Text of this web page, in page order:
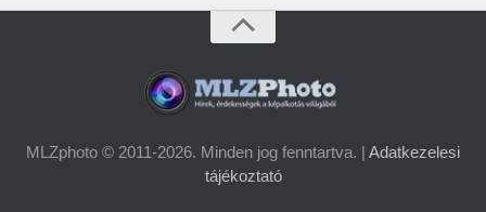
MLZphoto © 2011-2026. Minden jog fenntartva. | Adatkezelesi
tájékoztató